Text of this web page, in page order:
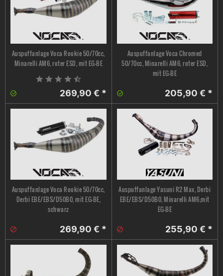
Auspuffanlage Voca Rookie 50/70cc,
Minarelli AM6, roter ESD, mit EG-BE
269,90 € *
Auspuffanlage Voca Chromed
50/70cc, Minarelli AM6, roter ESD,
mit EG-BE
205,90 € *
Auspuffanlage Voca Rookie 50/70cc,
Derbi EBE/EBS/D50B0, mit EG-BE,
schwarz
269,90 € *
Auspuffanlage Yasuni R2 Max, Derbi
EBE/EBS/D50B0, Minarelli AM6,mit
EG-BE
255,90 € *